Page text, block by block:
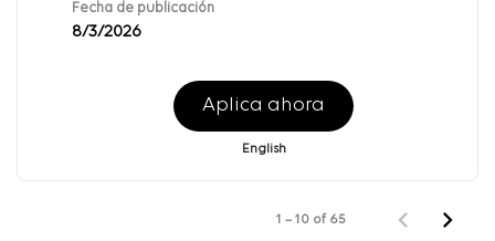
Fecha de publicación
8/3/2026
Aplica ahora
English
1 – 10 of 65